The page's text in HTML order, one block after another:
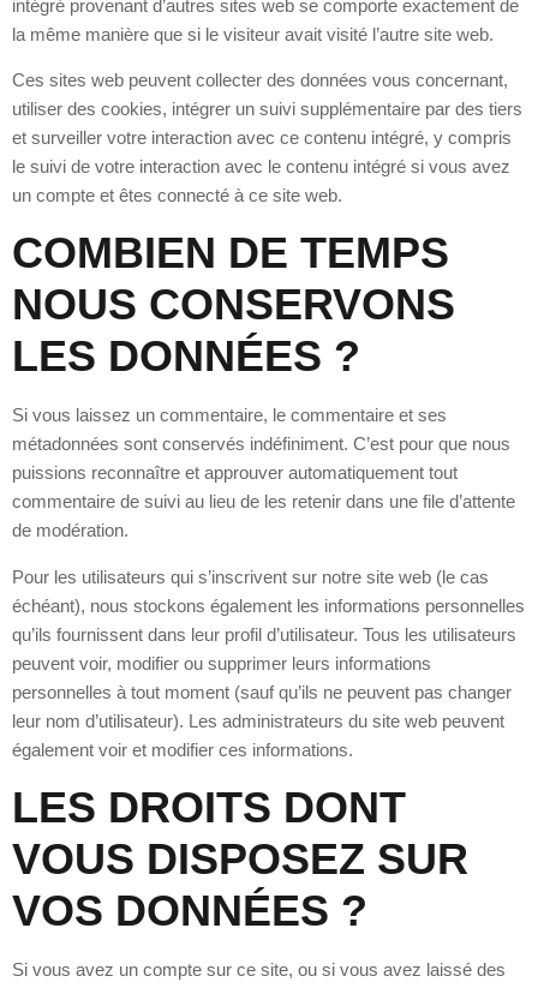
intégré provenant d’autres sites web se comporte exactement de
la même manière que si le visiteur avait visité l’autre site web.
Ces sites web peuvent collecter des données vous concernant,
utiliser des cookies, intégrer un suivi supplémentaire par des tiers
et surveiller votre interaction avec ce contenu intégré, y compris
le suivi de votre interaction avec le contenu intégré si vous avez
un compte et êtes connecté à ce site web.
COMBIEN DE TEMPS
NOUS CONSERVONS
LES DONNÉES ?
Si vous laissez un commentaire, le commentaire et ses
métadonnées sont conservés indéfiniment. C’est pour que nous
puissions reconnaître et approuver automatiquement tout
commentaire de suivi au lieu de les retenir dans une file d’attente
de modération.
Pour les utilisateurs qui s’inscrivent sur notre site web (le cas
échéant), nous stockons également les informations personnelles
qu’ils fournissent dans leur profil d’utilisateur. Tous les utilisateurs
peuvent voir, modifier ou supprimer leurs informations
personnelles à tout moment (sauf qu’ils ne peuvent pas changer
leur nom d’utilisateur). Les administrateurs du site web peuvent
également voir et modifier ces informations.
LES DROITS DONT
VOUS DISPOSEZ SUR
VOS DONNÉES ?
Si vous avez un compte sur ce site, ou si vous avez laissé des